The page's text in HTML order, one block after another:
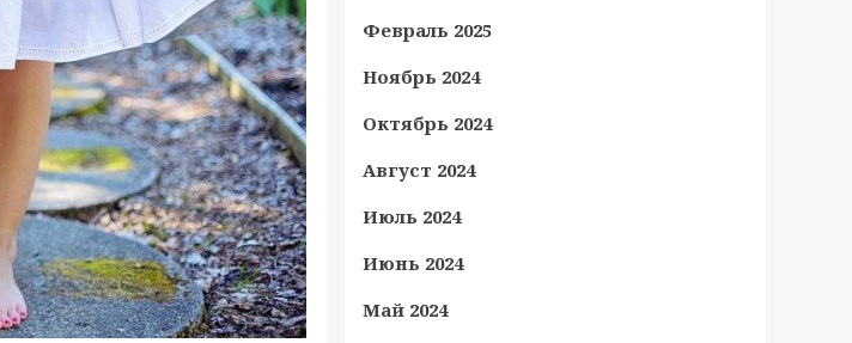
Февраль 2025
Ноябрь 2024
Октябрь 2024
Август 2024
Июль 2024
Июнь 2024
Май 2024